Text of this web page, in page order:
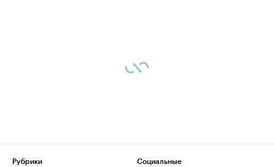
Рубрики
Социальные